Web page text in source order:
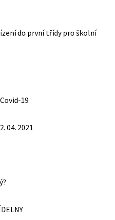
do první třídy pro školní
19
04. 2021